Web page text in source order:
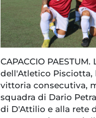
CAPACCIO
dell'Atletico
vittoria consecutiva,
squadra di Dario
di D'Attilio e alla rete